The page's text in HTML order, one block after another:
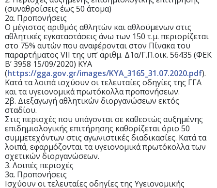
(συναθροίσεις έως 50 άτομα)
2α. Προπονήσεις
Ο μέγιστος αριθμός αθλητών και αθλούμενων στις
αθλητικές εγκαταστάσεις άνω των 150 τ.μ. περιορίζεται
στο 75% αυτών που αναφέρονται στον Πίνακα του
παραρτήματος VII της υπ’ αριθμ. Δ1α/Γ.Π.οικ. 56435 (ΦΕΚ
Β’ 3958 15/09/2020) ΚΥΑ
(https://gga.gov.gr/images/KYA_3165_31.07.2020.pdf).
Κατά τα λοιπά ισχύουν οι τελευταίες οδηγίες της ΓΓΑ
και τα υγειονομικά πρωτόκολλα προπονήσεων.
2β. Διεξαγωγή αθλητικών διοργανώσεων εκτός
σταδίου.
Στις περιοχές που υπάγονται σε καθεστώς αυξημένης
επιδημιολογικής επιτήρησης καθορίζεται όριο 50
συμμετεχόντων στις αγωνιστικές διαδικασίες. Κατά τα
λοιπά, εφαρμόζονται τα υγειονομικά πρωτόκολλα των
σχετικών διοργανώσεων.
3. Λοιπές περιοχές
3α. Προπονήσεις
Ισχύουν οι τελευταίες οδηγίες της Υγειονομικής